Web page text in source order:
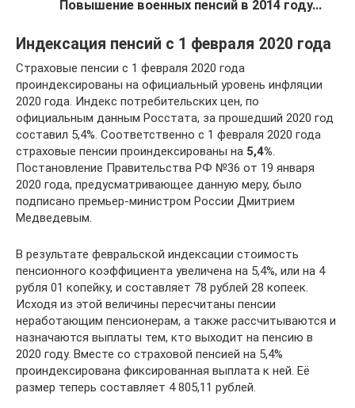
Повышение военных пенсий в 2014 году…
Индексация пенсий с 1 февраля 2020 года
Страховые пенсии с 1 февраля 2020 года
проиндексированы на официальный уровень инфляции
2020 года. Индекс потребительских цен, по
официальным данным Росстата, за прошедший 2020 год
составил 5,4%. Соответственно с 1 февраля 2020 года
страховые пенсии проиндексированы на 5,4%
Постановление Правительства РФ №36 от 19 января
2020 года, предусматривающее данную меру, было
подписано премьер-министром России Дмитрием
Медведевым.
В результате февральской индексации стоимость
пенсионного коэффициента увеличена на 5,4%, или на 4
рубля 01 копейку, и составляет 78 рублей 28 копеек.
Исходя из этой величины пересчитаны пенсии
неработающим пенсионерам, а также рассчитываются и
назначаются выплаты тем, кто выходит на пенсию в
2020 году. Вместе со страховой пенсией на 5,4%
проиндексирована фиксированная выплата к ней. Её
размер теперь составляет 4 805,11 рублей.